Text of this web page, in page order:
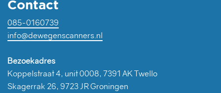
Contact
085-0160739
info@dewegenscanners.nl
Bezoekadres
Koppelstraat 4, unit 0008, 7391 AK Twello
Skagerrak 26, 9723 JR Groningen